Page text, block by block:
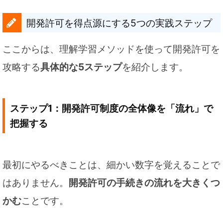
開発許可を得点源にする5つの実践ステップ
ここからは、理解学習メソッドを使って開発許可を
攻略する具体的な5ステップを紹介します。
ステップ1：開発許可制度の全体像を「流れ」で
把握する
最初にやるべきことは、細かい数字を覚えることで
はありません。 開発許可の手続きの流れを大きくつ
かむことです。